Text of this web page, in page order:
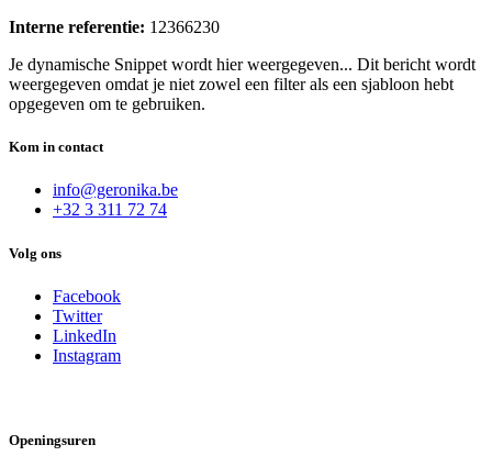
Interne referentie: 12366230
Je dynamische Snippet wordt hier weergegeven... Dit bericht wordt
weergegeven omdat je niet zowel een filter als een sjabloon hebt
opgegeven om te gebruiken.
Kom in contact
info@geronika.be
+32 3 311 72 74
Volg ons
Facebook
Twitter
LinkedIn
Instagram
Openingsuren